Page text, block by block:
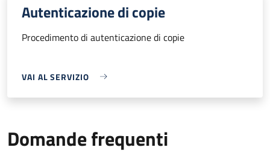
Autenticazione di copie
Procedimento di autenticazione di copie
VAI AL SERVIZIO
Domande frequenti